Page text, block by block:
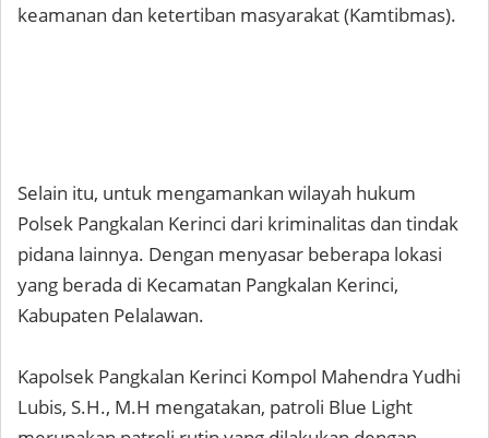
keamanan dan ketertiban masyarakat (Kamtibmas).
Selain itu, untuk mengamankan wilayah hukum
Polsek Pangkalan Kerinci dari kriminalitas dan tindak
pidana lainnya. Dengan menyasar beberapa lokasi
yang berada di Kecamatan Pangkalan Kerinci,
Kabupaten Pelalawan.
Kapolsek Pangkalan Kerinci Kompol Mahendra Yudhi
Lubis, S.H., M.H mengatakan, patroli Blue Light